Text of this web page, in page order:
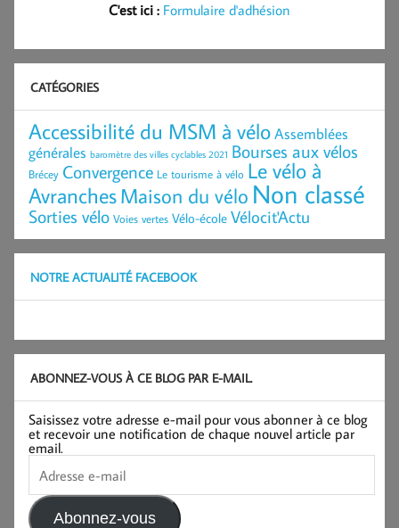
C'est ici : Formulaire d'adhésion
CATÉGORIES
Accessibilité du MSM à véloAssemblées
générales baromètre des villes cyclables 2021 Bourses aux vélos
Brécey Convergence Le tourisme à vélo Le vélo à
AvranchesMaison du vélo Non classé
Sorties vélo Voies vertes Vélo-école Vélocit'Actu
NOTRE ACTUALITÉ FACEBOOK
ABONNEZ-VOUS À CE BLOG PAR E-MAIL.
Saisissez votre adresse e-mail pour vous abonner à ce blog
et recevoir une notification de chaque nouvel article par
email.
Adresse
e-
mail
Abonnez-vous